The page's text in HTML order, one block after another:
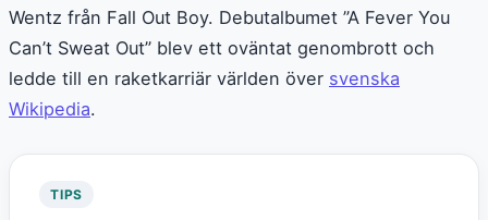
Wentz från Fall Out Boy. Debutalbumet ”A Fever You
Can’t Sweat Out” blev ett oväntat genombrott och
ledde till en raketkarriär världen över svenska
Wikipedia.
TIPS